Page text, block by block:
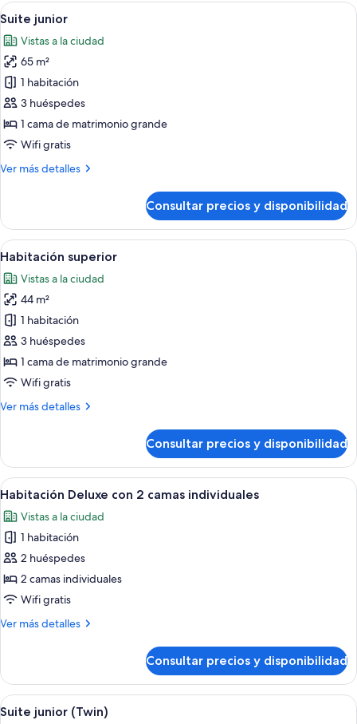
cama
matrimonio
grande
Abrir
todas
las
fotos
de
Suite
junior
Habitación de hotel con sala de
6
Suite junior
Vistas a la ciudad
65 m²
1 habitación
3 huéspedes
1 cama de matrimonio grande
Wifi gratis
Ver más detalles
Más
junior
Consultar precios y disponibilidad
Abrir
todas
las
fotos
de
Habitación
superior
Una habitación de hotel con una
5
Habitación superior
Vistas a la ciudad
44 m²
1 habitación
3 huéspedes
1 cama de matrimonio grande
Wifi gratis
Ver más detalles
Más
superior
Consultar precios y disponibilidad
Abrir
todas
las
fotos
de
Habitación
Deluxe
2
Habitación de hotel con dos camas,
7
Habitación Deluxe con 2 camas individuales
Vistas a la ciudad
1 habitación
2 huéspedes
2 camas individuales
Wifi gratis
Ver más detalles
Más
Deluxe
con
2
Consultar precios y disponibilidad
Abrir
Habitación de hotel con dos camas,
6
Suite junior (Twin)